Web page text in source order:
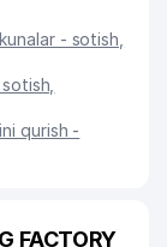
- sotish,
qurish -
FACTORY